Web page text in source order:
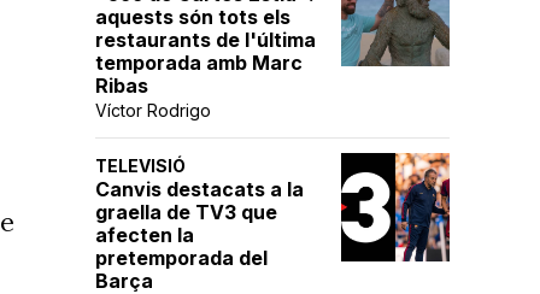
aquests són tots els
restaurants de l'última
temporada amb Marc
Ribas
Víctor Rodrigo
TELEVISIÓ
Canvis destacats a la
graella de TV3 que
afecten la
pretemporada del
Barça